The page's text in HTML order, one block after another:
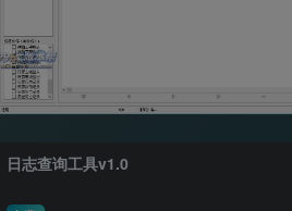
日志查询工具v1.0